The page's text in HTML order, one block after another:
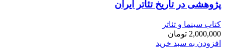
پژوهشی در تاریخ تئاتر ایران
کتاب سینما و تئاتر
2,000,000 تومان
افزودن به سبد خرید